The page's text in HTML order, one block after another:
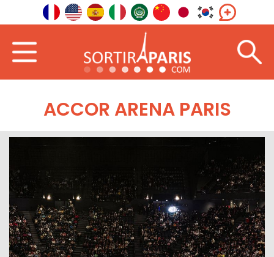
ACCOR ARENA PARIS